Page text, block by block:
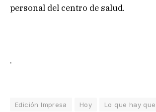
personal del centro de salud.
.
Edición Impresa Hoy Lo que hay